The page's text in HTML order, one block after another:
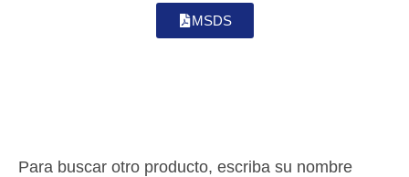
MSDS
Para buscar otro producto, escriba su nombre